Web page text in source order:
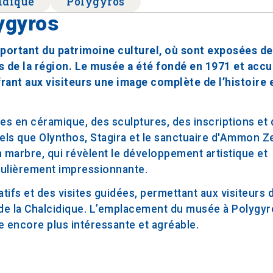
du patrimoine culturel, où sont exposées
la région. Le musée a été fondé en 1971 et
aux visiteurs une image complète de l’histoire
en céramique, des sculptures, des inscriptions et
que Olynthos, Stagira et le sanctuaire d'Ammon
qui révèlent le développement artistique et
impressionnante.
et des visites guidées, permettant aux visiteurs
la Chalcidique. L’emplacement du musée à
encore plus intéressante et agréable.